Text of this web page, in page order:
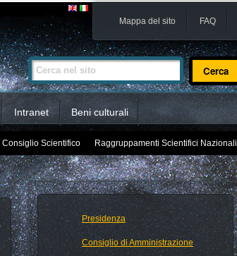
Mappa del sito FAQ
Cerca nel sito
Ricerca
avanzata…
Intranet Beni culturali
Consiglio Scientifico Raggruppamenti Scientifici Nazionali
Presidenza
Consiglio di Amministrazione